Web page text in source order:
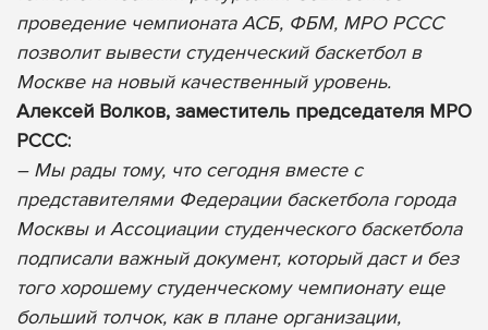
проведение чемпионата АСБ, ФБМ, МРО РССС
позволит вывести студенческий баскетбол в
Москве на новый качественный уровень.
Алексей Волков, заместитель председателя МРО
РССС:
– Мы рады тому, что сегодня вместе с
представителями Федерации баскетбола города
Москвы и Ассоциации студенческого баскетбола
подписали важный документ, который даст и без
того хорошему студенческому чемпионату еще
больший толчок, как в плане организации,